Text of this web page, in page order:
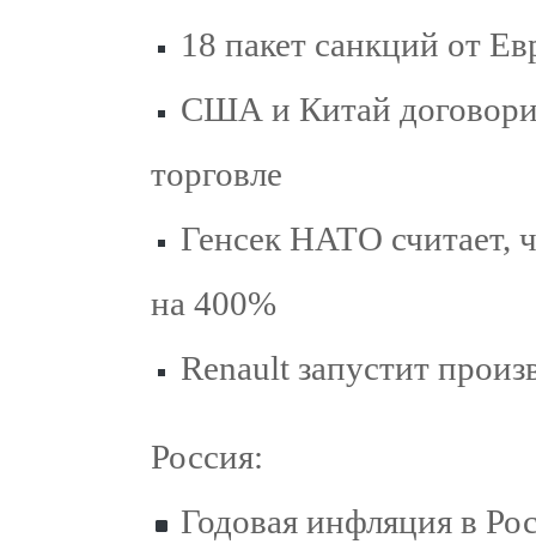
18 пакет санкций от
США и Китай
торговле
Генсек НАТО считает,
на 400%
Renault запустит
Россия:
Годовая инфляция в